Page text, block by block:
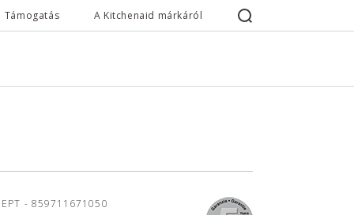
Támogatás A Kitchenaid márkáról
- 859711671050